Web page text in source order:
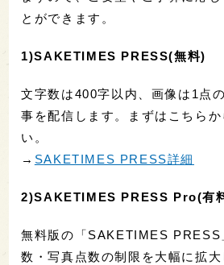
とができます。
1)SAKETIMES PRESS(無料)
文字数は400字以内、画像は1点
事を配信します。まずはこちらか
い。
→ SAKETIMES PRESS詳細
2)SAKETIMES PRESS Pro(有
無料版の「SAKETIMES PRESS
数・写真点数の制限を大幅に拡